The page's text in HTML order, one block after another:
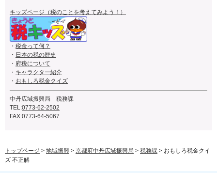
キッズページ（税のことを考えてみよう！）
・ 税金って何？
・ 日本の税の歴史
・ 府税について
・ キャラクター紹介
・ おもしろ税金クイズ
中丹広域振興局 税務課
TEL:0773-62-2502
FAX:0773-64-5067
トップページ > 地域振興 > 京都府中丹広域振興局 > 税務課 > おもしろ税金クイ
ズ 不正解